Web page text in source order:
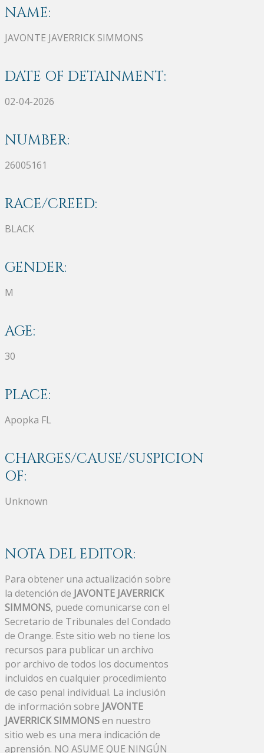
NAME:
JAVONTE JAVERRICK SIMMONS
DATE OF DETAINMENT:
02-04-2026
NUMBER:
26005161
RACE/CREED:
BLACK
GENDER:
M
AGE:
30
PLACE:
Apopka FL
CHARGES/CAUSE/SUSPICION
OF:
Unknown
NOTA DEL EDITOR:
Para obtener una actualización sobre
la detención de JAVONTE JAVERRICK
SIMMONS, puede comunicarse con el
Secretario de Tribunales del Condado
de Orange. Este sitio web no tiene los
recursos para publicar un archivo
por archivo de todos los documentos
incluidos en cualquier procedimiento
de caso penal individual. La inclusión
de información sobre JAVONTE
JAVERRICK SIMMONSen nuestro
sitio web es una mera indicación de
aprensión. NO ASUME QUE NINGÚN